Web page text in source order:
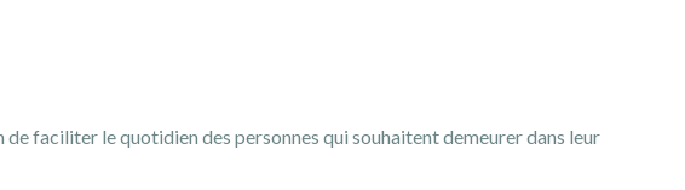
faciliter le quotidien des personnes qui souhaitent demeurer dans leur